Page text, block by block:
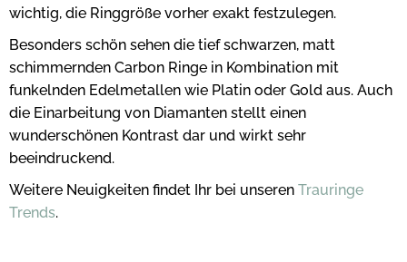
wichtig, die Ringgröße vorher exakt festzulegen.
Besonders schön sehen die tief schwarzen, matt
schimmernden Carbon Ringe in Kombination mit
funkelnden Edelmetallen wie Platin oder Gold aus. Auch
die Einarbeitung von Diamanten stellt einen
wunderschönen Kontrast dar und wirkt sehr
beeindruckend.
Weitere Neuigkeiten findet Ihr bei unseren Trauringe
Trends.